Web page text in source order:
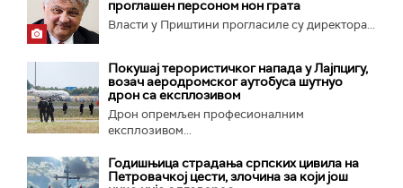
проглашен персоном нон грата
Власти у Приштини прогласиле су директора...
Покушај терористичког напада у Лајпцигу,
возач аеродромског аутобуса шутнуо
дрон са експлозивом
Дрон опремљен професионалним
експлозивом...
Годишњица страдања српских цивила на
Петровачкој цести, злочина за који још